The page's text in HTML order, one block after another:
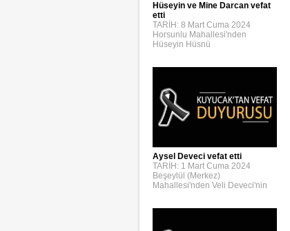
Hüseyin ve Mine Darcan vefat
etti
TARİH: 8 Mart Cuma 2024
Horsunlu Mahallesi'nden
Hüseyin Hüsnü
Aysel Deveci vefat etti
TARİH: 1 Mart Cuma 2024
Beşeylül (Merkez)
Mahallesi'nden Veli Deveci'nin